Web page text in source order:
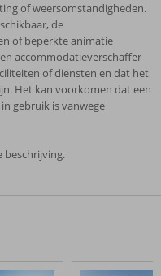
of weersomstandigheden.
de
of beperkte animatie
accommodatieverschaffer
of diensten en dat het
Het kan voorkomen dat een
gebruik is vanwege
beschrijving.